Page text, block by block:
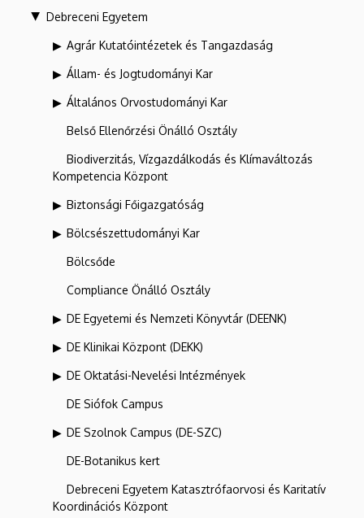
Debreceni Egyetem
Agrár Kutatóintézetek és Tangazdaság
Állam- és Jogtudományi Kar
Általános Orvostudományi Kar
Belső Ellenőrzési Önálló Osztály
Biodiverzitás, Vízgazdálkodás és Klímaváltozás
Kompetencia Központ
Biztonsági Főigazgatóság
Bölcsészettudományi Kar
Bölcsőde
Compliance Önálló Osztály
DE Egyetemi és Nemzeti Könyvtár (DEENK)
DE Klinikai Központ (DEKK)
DE Oktatási-Nevelési Intézmények
DE Siófok Campus
DE Szolnok Campus (DE-SZC)
DE-Botanikus kert
Debreceni Egyetem Katasztrófaorvosi és Karitatív
Koordinációs Központ